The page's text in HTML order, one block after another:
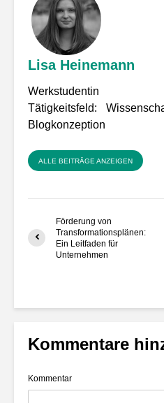
Lisa Heinemann
Werkstudentin
Tätigkeitsfeld:
Blogkonzeption
ALLE BEITRÄGE ANZEIGEN
Förderung von
Transformationsplänen:
Ein Leitfaden für
Unternehmen
Kommentare
Kommentar